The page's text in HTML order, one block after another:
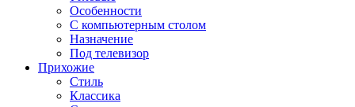
Особенности
С компьютерным столом
Назначение
Под телевизор
Прихожие
Стиль
Классика